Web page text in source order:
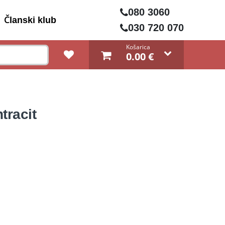
Članski klub
080 3060
030 720 070
Košarica
0.00€